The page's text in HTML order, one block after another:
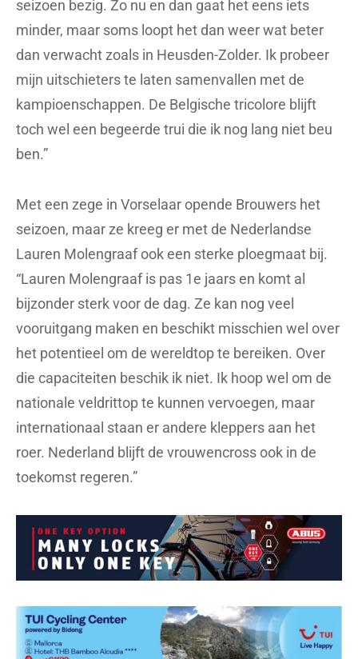
seizoen bezig. Zo nu en dan gaat het eens iets
minder, maar soms loopt het dan weer wat beter
dan verwacht zoals in Heusden-Zolder. Ik probeer
mijn uitschieters te laten samenvallen met de
kampioenschappen. De Belgische tricolore blijft
toch wel een begeerde trui die ik nog lang niet beu
ben.”
Met een zege in Vorselaar opende Brouwers het
seizoen, maar ze kreeg er met de Nederlandse
Lauren Molengraaf ook een sterke ploegmaat bij.
“Lauren Molengraaf is pas 1e jaars en komt al
bijzonder sterk voor de dag. Ze kan nog veel
vooruitgang maken en beschikt misschien wel over
het potentieel om de wereldtop te bereiken. Over
die capaciteiten beschik ik niet. Ik hoop wel om de
nationale veldrittop te kunnen vervoegen, maar
internationaal staan er andere kleppers aan het
roer. Nederland blijft de vrouwencross ook in de
toekomst regeren.”